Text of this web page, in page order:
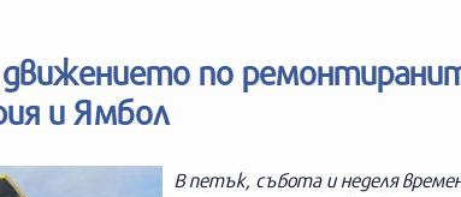
по
и Ямбол
В петък, събота и неделя